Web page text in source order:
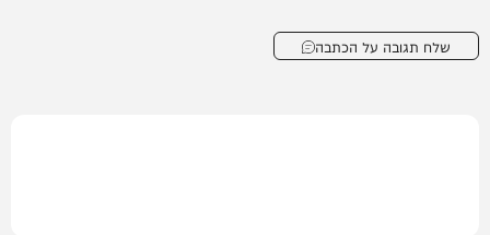
שלח תגובה על הכתבה